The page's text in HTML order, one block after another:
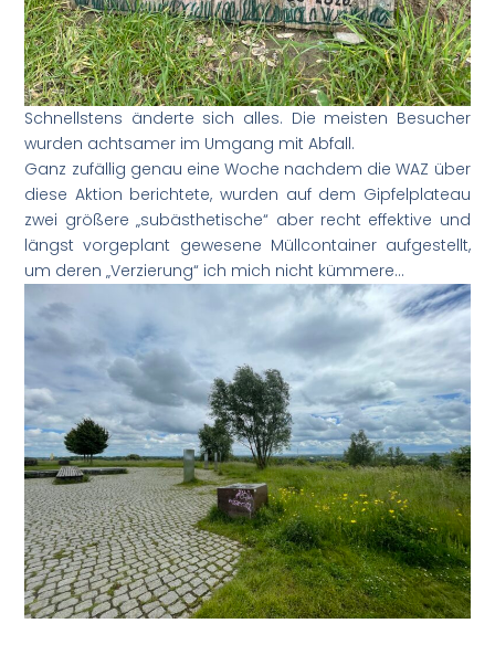
Schnellstens änderte sich alles. Die meisten Besucher
wurden achtsamer im Umgang mit Abfall.
Ganz zufällig genau eine Woche nachdem die WAZ über
diese Aktion berichtete, wurden auf dem Gipfelplateau
zwei größere „subästhetische“ aber recht effektive und
längst vorgeplant gewesene Müllcontainer aufgestellt,
um deren „Verzierung“ ich mich nicht kümmere…